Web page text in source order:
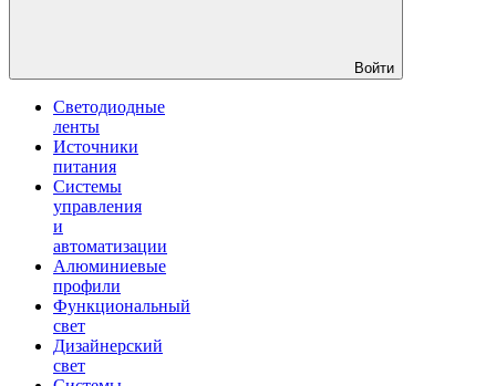
Войти
Светодиодные
ленты
Источники
питания
Системы
управления
и
автоматизации
Алюминиевые
профили
Функциональный
свет
Дизайнерский
свет